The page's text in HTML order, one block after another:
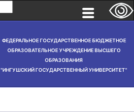
ФЕДЕРАЛЬНОЕ ГОСУДАРСТВЕННОЕ БЮДЖЕТНОЕ
ОБРАЗОВАТЕЛЬНОЕ УЧРЕЖДЕНИЕ ВЫСШЕГО
ОБРАЗОВАНИЯ
"ИНГУШСКИЙ ГОСУДАРСТВЕННЫЙ УНИВЕРСИТЕТ"